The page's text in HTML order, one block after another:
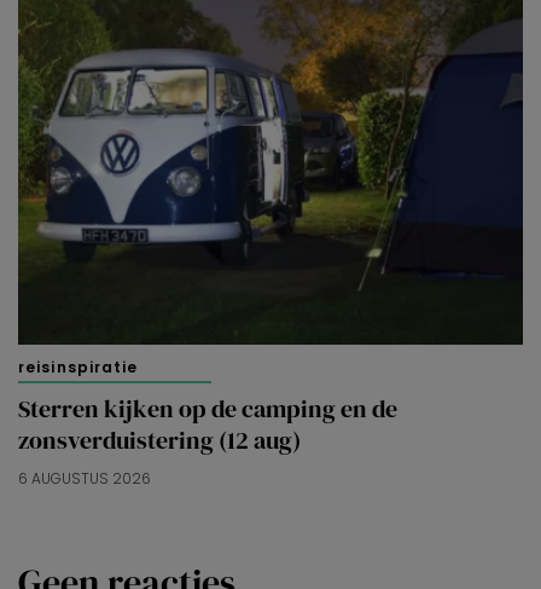
reisinspiratie
Sterren kijken op de camping en de
zonsverduistering (12 aug)
6 AUGUSTUS 2026